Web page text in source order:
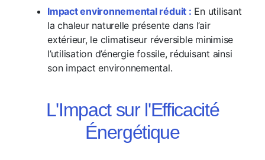
Impact environnemental réduit : En utilisant
la chaleur naturelle présente dans l’air
extérieur, le climatiseur réversible minimise
l’utilisation d’énergie fossile, réduisant ainsi
son impact environnemental.
L'Impact sur l'Efficacité
Énergétique